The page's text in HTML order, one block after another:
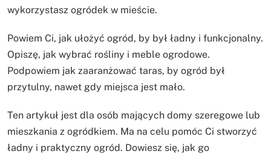
wykorzystasz ogródek w mieście.
Powiem Ci, jak ułożyć ogród, by był ładny i funkcjonalny.
Opiszę, jak wybrać rośliny i meble ogrodowe.
Podpowiem jak zaaranżować taras, by ogród był
przytulny, nawet gdy miejsca jest mało.
Ten artykuł jest dla osób mających domy szeregowe lub
mieszkania z ogródkiem. Ma na celu pomóc Ci stworzyć
ładny i praktyczny ogród. Dowiesz się, jak go